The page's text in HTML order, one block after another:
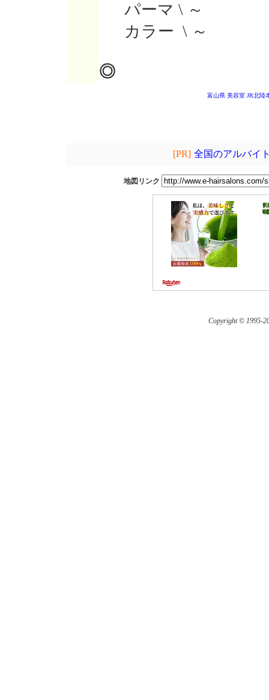
パーマ \ ～
カラー \ ～
◎
富山県 美容室 JR北陸
[PR] 全国のアルバイ
地図リンク
Copyright © 1995-